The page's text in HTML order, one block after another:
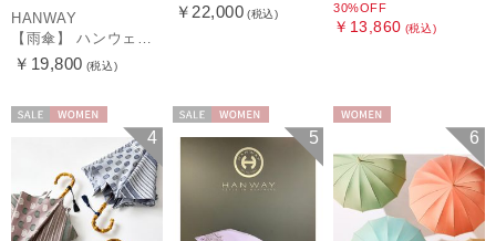
HANWAY
【雨傘】 ハンウェイ （HANWAY） Couturier クチュリエ 長傘 日本製
￥19,800 (税込)
￥22,000 (税込) 30%OFF
￥13,860 (税込)
4 5 6